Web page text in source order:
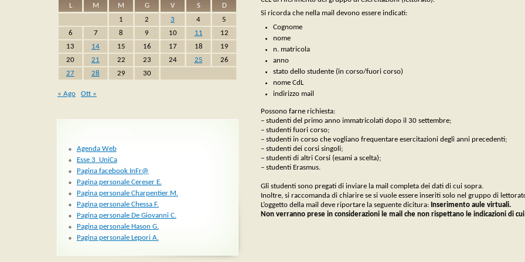
Si ricorda che nella mail devono essere indicati:
Cognome
nome
n. matricola
anno
stato dello studente (in corso/fuori corso)
nome CdL
indirizzo mail
Possono farne richiesta:
– studenti del primo anno immatricolati dopo il 30 settembre;
– studenti fuori corso;
– studenti in corso che vogliano frequentare esercitazioni degli anni precedenti;
– studenti dei corsi singoli;
– studenti di altri Corsi (esami a scelta);
– studenti Erasmus.
Gli studenti sono pregati di inviare la mail completa dei dati di cui sopra.
Inoltre, si raccomanda di chiarire se si vuole essere inseriti solo nel gruppo di
L’oggetto della mail deve riportare la seguente dicitura: Inserimento aule virtuali.
Non verranno prese in considerazioni le mail che non rispettano le indicazioni di
L M M G V S
D
1
2 3 4
5
6
7 8 9 10 11
12
13
14 15 16 17 18
19
20
21 22 23 24 25
26
27
28 29 30
« Ago Ott »
Agenda Web
Esse 3_UniCa
Pagina facebook InFr@
Pagina personale Cereser E.
Pagina personale Charpentier M.
Pagina personale Chessa F.
Pagina personale De Giovanni C.
Pagina personale Hason G.
Pagina personale Lepori A.